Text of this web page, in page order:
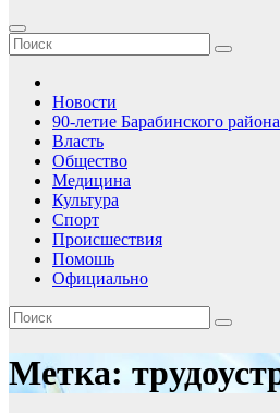
Новости
90-летие Барабинского района
Власть
Общество
Медицина
Культура
Спорт
Происшествия
Помошь
Официально
Метка: